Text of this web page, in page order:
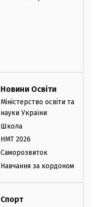
Новини Освіти
Міністерство освіти та
науки України
Школа
НМТ 2026
Саморозвиток
Навчання за кордоном
Спорт